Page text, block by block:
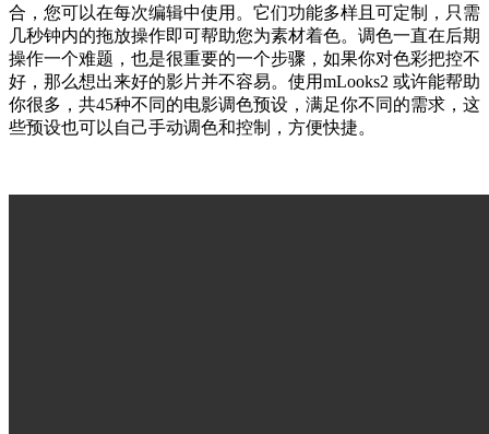
合，您可以在每次编辑中使用。它们功能多样且可定制，只需
几秒钟内的拖放操作即可帮助您为素材着色。调色一直在后期
操作一个难题，也是很重要的一个步骤，如果你对色彩把控不
好，那么想出来好的影片并不容易。使用mLooks2 或许能帮助
你很多，共45种不同的电影调色预设，满足你不同的需求，这
些预设也可以自己手动调色和控制，方便快捷。